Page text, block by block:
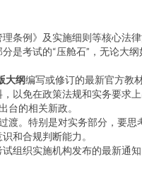
条例》及实施细则等核心法
是考试的“压舱石”，无论大纲
大纲编写或修订的最新官方教
以免在政策法规和实务要求
台的相关新政。
渡。特别是对实务部分，要思
和合规判断能力。
试组织实施机构发布的最新通